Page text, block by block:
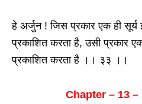
हे अर्जुन ! जिस प्रकार एक ही सूर्य
प्रकाशित करता है, उसी प्रकार
प्रकाशित करता है ।। ३३ ।।
Chapter – 13 –